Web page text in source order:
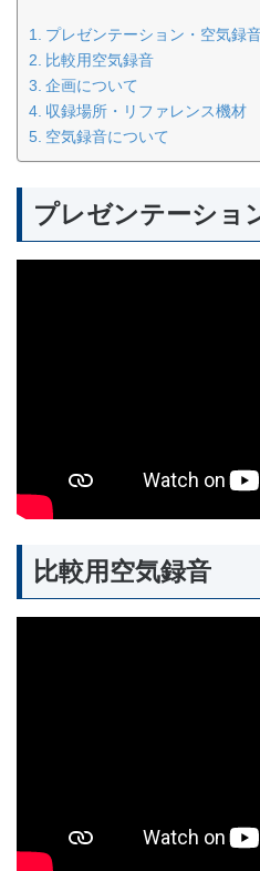
プレゼンテーション・空気録
比較用空気録音
企画について
収録場所・リファレンス機材
空気録音について
プレゼンテーショ
比較用空気録音